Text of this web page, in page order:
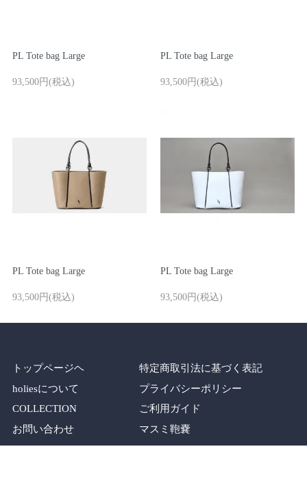
PL Tote bag Large
93,500円(税込)
PL Tote bag Large
93,500円(税込)
PL Tote bag Large
93,500円(税込)
PL Tote bag Large
93,500円(税込)
トップページヘ
holiesについて
COLLECTION
お問い合わせ
SHOP
特定商取引法に基づく表記
プライバシーポリシー
ご利用ガイド
マスミ鞄嚢